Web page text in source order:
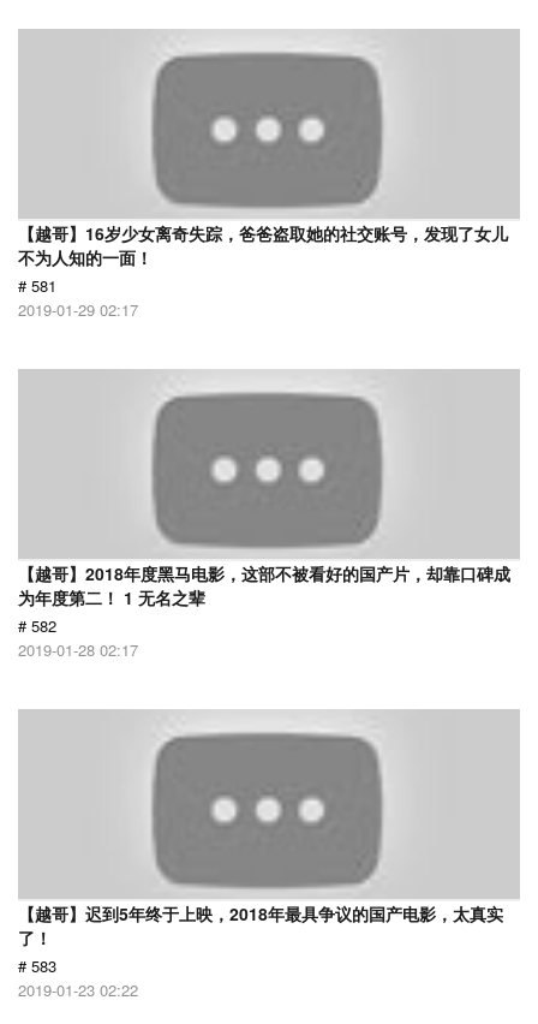
【越哥】16岁少女离奇失踪，爸爸盗取她的社交账号，发现了女儿
不为人知的一面！
# 581
2019-01-29 02:17
【越哥】2018年度黑马电影，这部不被看好的国产片，却靠口碑成
为年度第二！ 1 无名之辈
# 582
2019-01-28 02:17
【越哥】迟到5年终于上映，2018年最具争议的国产电影，太真实
了！
# 583
2019-01-23 02:22